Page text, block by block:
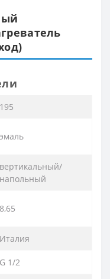
195
эмаль
вертикальный/
напольный
8,65
Италия
G 1/2